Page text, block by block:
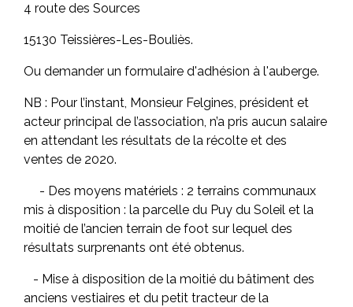
4 route des Sources
15130 Teissières-Les-Bouliès.
Ou demander un formulaire d'adhésion à l'auberge.
NB : Pour l’instant, Monsieur Felgines, président et
acteur principal de l’association, n’a pris aucun salaire
en attendant les résultats de la récolte et des
ventes de 2020.
- Des moyens matériels : 2 terrains communaux
mis à disposition : la parcelle du Puy du Soleil et la
moitié de l’ancien terrain de foot sur lequel des
résultats surprenants ont été obtenus.
- Mise à disposition de la moitié du bâtiment des
anciens vestiaires et du petit tracteur de la